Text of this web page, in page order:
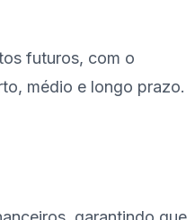
futuros, com o
médio e longo prazo.